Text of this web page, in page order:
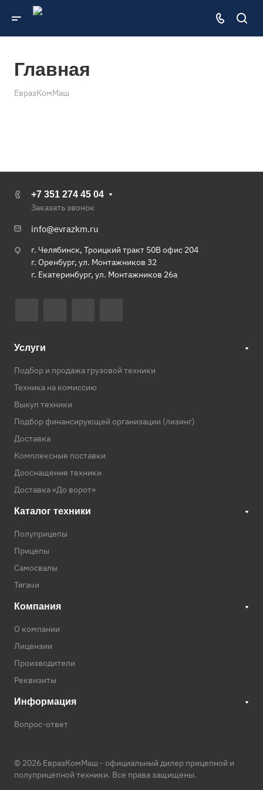
Главная
ЕвразКомМаш
+7 351 274 45 04
Заказать звонок
info@evrazkm.ru
г. Челябинск, Троицкий тракт 50В офис 204
г. Оренбург, ул. Монтажников 32
г. Екатеринбург, ул. Монтажников 26а
Услуги
Подбор и продажа грузовой техники
Техника на комиссию
Выкуп техники
Подбор финансирующей организации (лизинг)
Доставка
Комплексные поставки
Дооснащение техники
Доставка «До ворот»
Каталог техники
Полуприцепы
Прицепы
Самосвалы
Тягачи
Компания
О компании
Лицензии
Производители
Реквизиты
Информация
Вопрос-ответ
© 2026 ЕвразКомМаш - официальный дилер прицепной и
полуприцепной техники. Все права защищены.